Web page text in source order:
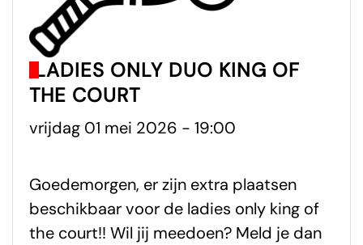
LADIES ONLY DUO KING OF
THE COURT
vrijdag 01 mei 2026 - 19:00
Goedemorgen, er zijn extra plaatsen
beschikbaar voor de ladies only king of
the court!! Wil jij meedoen? Meld je dan